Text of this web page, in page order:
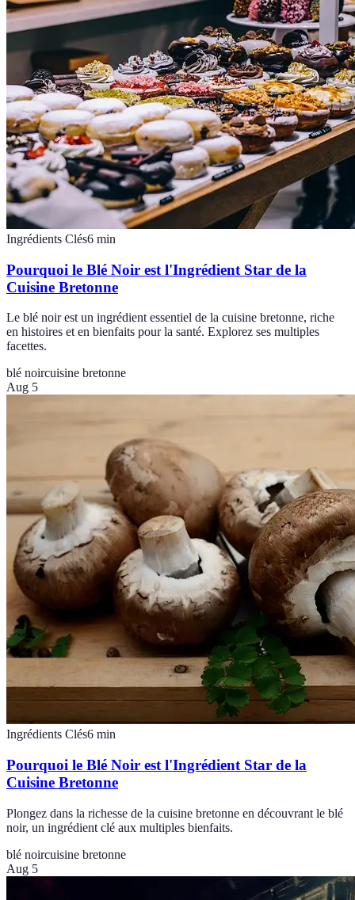
Ingrédients Clés6 min
Pourquoi le Blé Noir est l'Ingrédient Star de la
Cuisine Bretonne
Le blé noir est un ingrédient essentiel de la cuisine bretonne, riche
en histoires et en bienfaits pour la santé. Explorez ses multiples
facettes.
blé noircuisine bretonne
Aug 5
Ingrédients Clés6 min
Pourquoi le Blé Noir est l'Ingrédient Star de la
Cuisine Bretonne
Plongez dans la richesse de la cuisine bretonne en découvrant le blé
noir, un ingrédient clé aux multiples bienfaits.
blé noircuisine bretonne
Aug 5